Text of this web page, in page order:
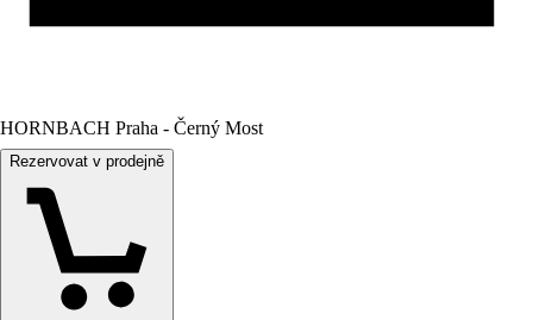
HORNBACH Praha - Černý Most
Rezervovat v prodejně